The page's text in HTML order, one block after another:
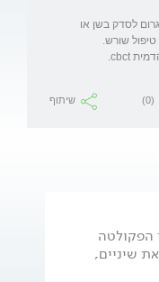
לסדק בשן או
(0) שיתוף
הפקולטה
שיניים,